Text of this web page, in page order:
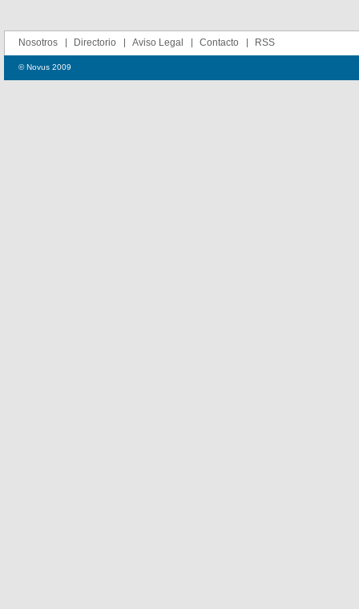
Nosotros Directorio Aviso Legal Contacto RSS
© Novus 2009